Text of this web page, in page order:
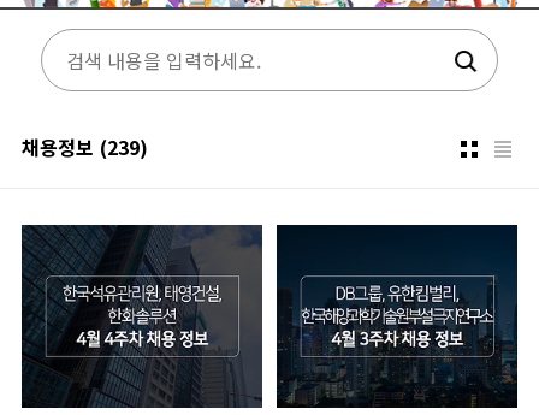
채용정보 (239)